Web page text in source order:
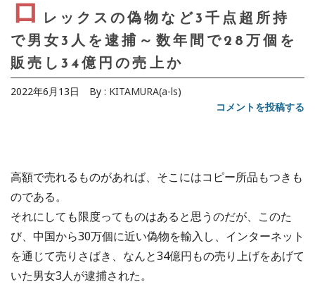
ロ
レックスの偽物など3千点超所持
で男女3人を逮捕～数年間で28万個を
販売し34億円の売上か
2022年6月13日 By : KITAMURA(a-ls)
コメントを投稿する
高額で売れるものがあれば、そこにはコピー所品もつきも
のである。
それにしても限度ってものはあると思うのだが、このた
び、中国から30万個に近い偽物を輸入し、インターネット
を通じて売りさばき、なんと34億円もの売り上げをあげて
いた男女3人が逮捕された。